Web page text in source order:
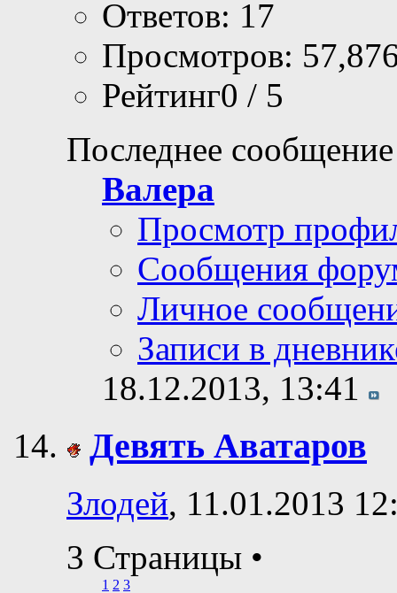
Ответов: 17
Просмотров:
Рейтинг0 / 5
Последнее
Валера
Просмотр
Сообщения
Личное
Записи в
18.12.2013, 13:41
Девять Аватаров
Злодей, 11.01.2013
3 Страницы •
1 2 3